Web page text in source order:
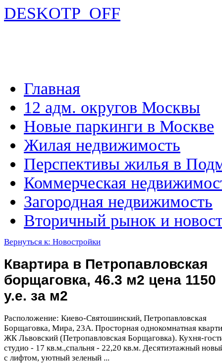
DESKOTP_OFF
Главная
12 адм. округов Москвы
Новые паркинги в Москве
Жилая недвижимость
Перспективы жилья в
Коммерческая
Загородная недвижимость
Вторичный рынок и
Вернуться к: Новостройки
Квартира в Петропавловская
борщаговка, 46.3 м2 цена 1150
у.е. за м2
Расположение: Киево-Святошинский, Петропавловская
Борщаговка, Мира, 23А. Просторная однокомнатная
ЖК Львовский (Петропавловская Борщаговка). Кухня-
студио - 17 кв.м.,спальня - 22,20 кв.м. Десятиэтажный
с лифтом, уютный зеленый ...